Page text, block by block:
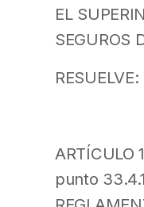
EL
SEGUROS
RESUELVE:
ARTÍCULO
punto